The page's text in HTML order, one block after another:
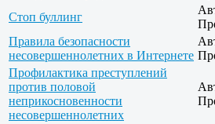
Стоп буллинг
Правила безопасности
несовершеннолетних в Интернете
Профилактика преступлений
против половой
неприкосновенности
несовершеннолетних